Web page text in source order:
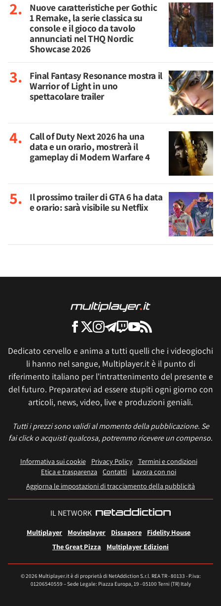
Nuove caratteristiche per Gothic
1 Remake, la serie classica su
console e il gioco da tavolo
annunciati nel THQ Nordic
Showcase 2026
Final Fantasy Resonance mostra il
Warrior of Light in uno
spettacolare trailer
Call of Duty Next 2026 ha una
data e un orario, mostrerà il
gameplay di Modern Warfare 4
Il prossimo trailer di GTA 6 ha data
e orario: sarà visibile su Netflix
Dedicato cervello e anima a tutti quelli che i videogiochi
li hanno nel sangue, Multiplayer.it è il punto di
riferimento italiano per l'intrattenimento del presente e
del futuro. Preparatevi ad essere stupiti ogni giorno con
articoli, news, video, live e produzioni geniali.
Tutti i prezzi sono validi al momento della pubblicazione. Se
fai click o acquisti qualcosa, potremmo ricevere un compenso.
Informativa sui cookie Privacy Policy
Termini e condizioni
Etica e trasparenza Contatti
Lavora con noi
Aggiorna le impostazioni di tracciamento della pubblicità
IL NETWORK
Multiplayer Movieplayer Dissapore
Fidelity House
The Great Pizza
Multiplayer Edizioni
© 2026 Multiplayer.it è di proprietà di NetAddiction S.r.l. REA TR - 80133 - P.iva:
01206540559 – Sede Legale: Piazza Europa, 19 - 05100 Terni (TR) Italy